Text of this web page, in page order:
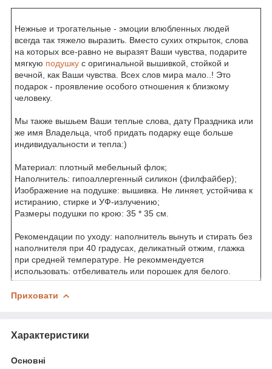
Нежные и трогательные - эмоции влюбленных людей
всегда так тяжело выразить. Вместо сухих открыток, слова
на которых все-равно не выразят Ваши чувства, подарите
мягкую подушку с оригинальной вышивкой, стойкой и
вечной, как Ваши чувства. Всех слов мира мало..! Это
подарок - проявление особого отношения к близкому
человеку.
Мы также вышьем Ваши теплые слова, дату Праздника или
же имя Владельца, чтоб придать подарку еще больше
индивидуальности и тепла:)
Материал: плотный мебельный флок;
Наполнитель: гипоаллергенный силикон (филфайбер);
Изображение на подушке: вышивка. Не линяет, устойчива к
истиранию, стирке и УФ-излучению;
Размеры подушки по крою: 35 * 35 см.
Рекомендации по уходу: наполнитель вынуть и стирать без
наполнителя при 40 градусах, деликатный отжим, глажка
при средней температуре. Не рекоммендуется
использовать: отбеливатель или порошек для белого.
Приховати
Характеристики
Основні